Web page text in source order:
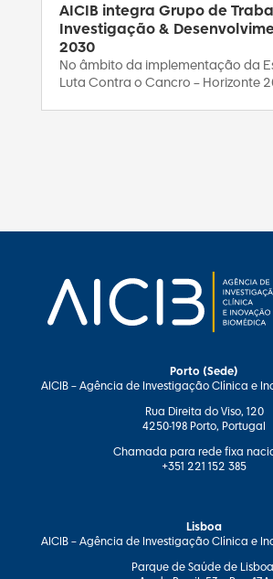
AICIB integra Grupo de
Investigação &
2030
No âmbito da implementação da
Luta Contra o Cancro – Horizonte
Porto (Sede)
AICIB – Agência de Investigação Clínica e
Rua Direita do Viso, 120
4250-198 Porto, Portugal
Chamada para rede fixa
+351 221 152 385
Lisboa
AICIB – Agência de Investigação Clínica e
Parque de Saúde de